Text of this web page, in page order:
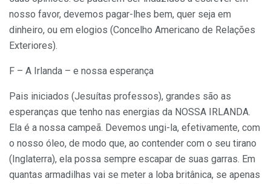
nosso favor, devemos pagar-lhes bem, quer seja em
dinheiro, ou em elogios (Concelho Americano de Relações
Exteriores).
F – A Irlanda – e nossa esperança
Pais iniciados (Jesuítas professos), grandes são as
esperanças que tenho nas energias da NOSSA IRLANDA.
Ela é a nossa campeã. Devemos ungi-la, efetivamente, com
o nosso óleo, de modo que, ao contender com o seu tirano
(Inglaterra), ela possa sempre escapar de suas garras. Em
quantas armadilhas vai se meter a loba britânica, se apenas